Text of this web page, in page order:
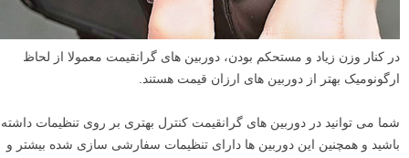
در کنار وزن زیاد و مستحکم بودن، دوربین های گرانقیمت معمولا از لحاظ
ارگونومیک بهتر از دوربین های ارزان قیمت هستند.
شما می توانید در دوربین های گرانقیمت کنترل بهتری بر روی تنظیمات داشته
باشید و همچنین این دوربین ها دارای تنظیمات سفارشی سازی شده بیشتر و